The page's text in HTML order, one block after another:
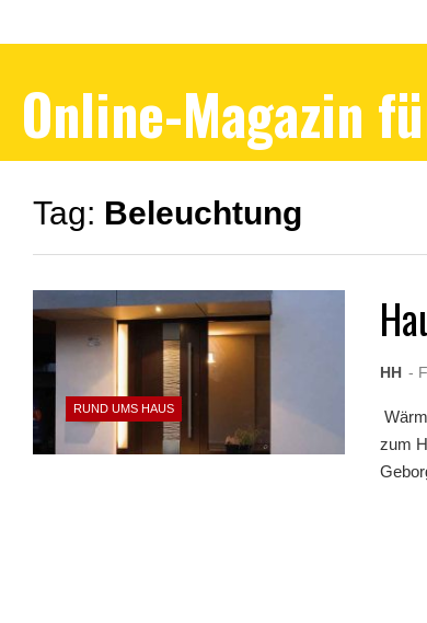
Online-Magazin
Tag: Beleuchtung
RUND UMS HAUS
HH -
zum